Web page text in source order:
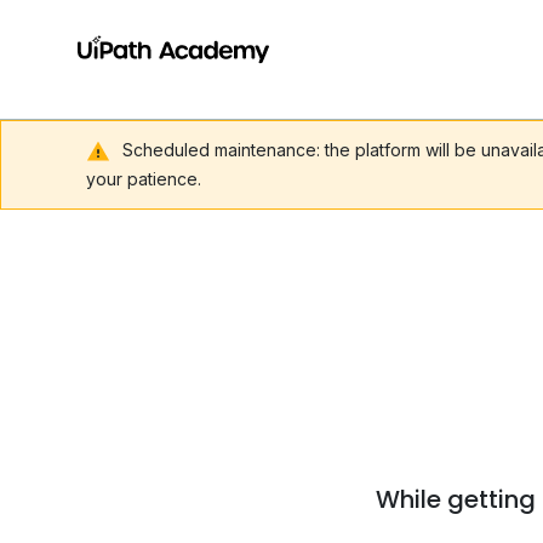
Scheduled maintenance: the platform will be
your patience.
While getting